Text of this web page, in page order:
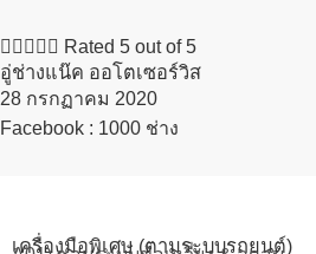
     Rated 5 out of 5
อู่ช่างแน๊ค ออโตเซอร์วิส
28 กรกฏาคม 2020​
Facebook : 1000 ช่าง
เครื่องมือพิเศษ (ตามระบบรถยนต์)